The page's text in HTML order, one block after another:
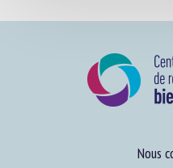
Nous